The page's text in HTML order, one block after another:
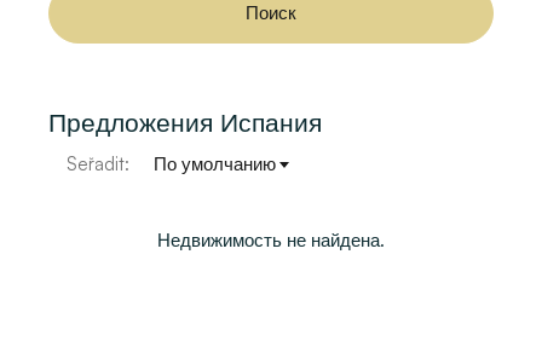
Поиск
Предложения Испания
Seřadit: По умолчанию
Недвижимость не найдена.